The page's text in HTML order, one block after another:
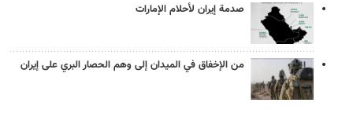
صدمة إيران لأحلام الإمارات
من الإخفاق في الميدان إلى وهم الحصار البري على إيران